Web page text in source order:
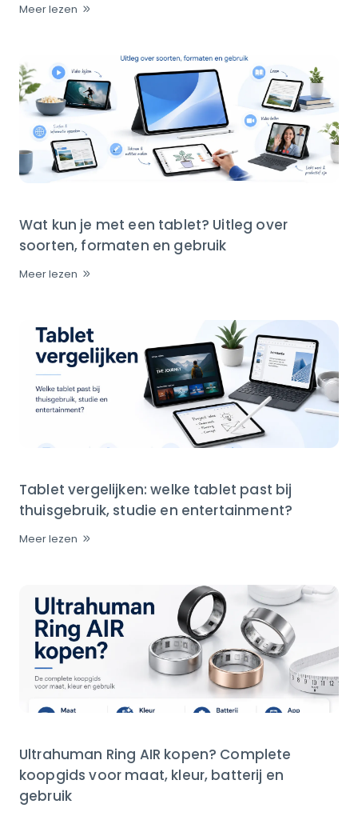
Meer lezen
Wat kun je met een tablet? Uitleg over
soorten, formaten en gebruik
Meer lezen
Tablet vergelijken: welke tablet past bij
thuisgebruik, studie en entertainment?
Meer lezen
Ultrahuman Ring AIR kopen? Complete
koopgids voor maat, kleur, batterij en
gebruik